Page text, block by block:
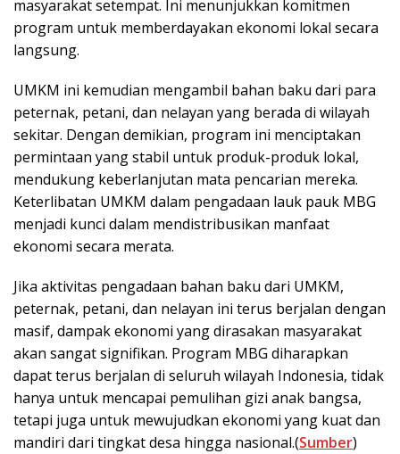
masyarakat setempat. Ini menunjukkan komitmen
program untuk memberdayakan ekonomi lokal secara
langsung.
UMKM ini kemudian mengambil bahan baku dari para
peternak, petani, dan nelayan yang berada di wilayah
sekitar. Dengan demikian, program ini menciptakan
permintaan yang stabil untuk produk-produk lokal,
mendukung keberlanjutan mata pencarian mereka.
Keterlibatan UMKM dalam pengadaan lauk pauk MBG
menjadi kunci dalam mendistribusikan manfaat
ekonomi secara merata.
Jika aktivitas pengadaan bahan baku dari UMKM,
peternak, petani, dan nelayan ini terus berjalan dengan
masif, dampak ekonomi yang dirasakan masyarakat
akan sangat signifikan. Program MBG diharapkan
dapat terus berjalan di seluruh wilayah Indonesia, tidak
hanya untuk mencapai pemulihan gizi anak bangsa,
tetapi juga untuk mewujudkan ekonomi yang kuat dan
mandiri dari tingkat desa hingga nasional.(Sumber)